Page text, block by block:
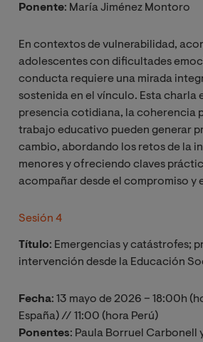
Ponente: María Jiménez Montoro
En contextos de vulnerabilidad,
adolescentes con dificultades
conducta requiere una mirada
sostenida en el vínculo. Esta charla
presencia cotidiana, la coherencia
trabajo educativo pueden generar
cambio, abordando los retos de la
menores y ofreciendo claves
acompañar desde el compromiso y
Sesión 4
Título: Emergencias y catástrofes;
intervención desde la Educación
Fecha: 13 mayo de 2026 – 18:00h
España) // 11:00 (hora Perú)
Ponentes: Paula Borruel Carbonell